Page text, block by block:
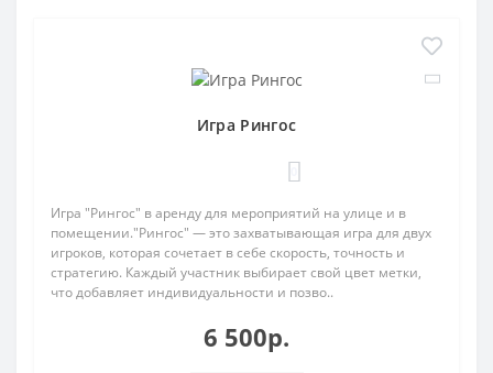
Игра Рингос
Игра "Рингос" в аренду для мероприятий на улице и в
помещении."Рингос" — это захватывающая игра для двух
игроков, которая сочетает в себе скорость, точность и
стратегию. Каждый участник выбирает свой цвет метки,
что добавляет индивидуальности и позво..
6 500р.